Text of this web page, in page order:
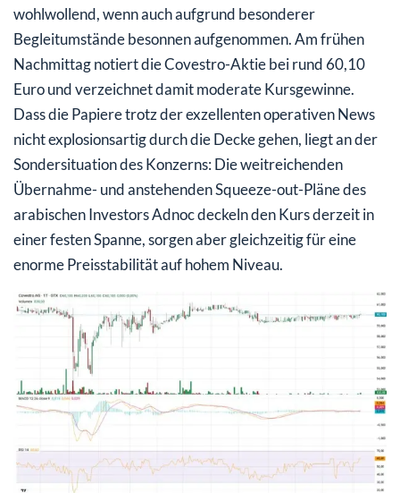
wohlwollend, wenn auch aufgrund besonderer
Begleitumstände besonnen aufgenommen. Am frühen
Nachmittag notiert die Covestro-Aktie bei rund 60,10
Euro und verzeichnet damit moderate Kursgewinne.
Dass die Papiere trotz der exzellenten operativen News
nicht explosionsartig durch die Decke gehen, liegt an der
Sondersituation des Konzerns: Die weitreichenden
Übernahme- und anstehenden Squeeze-out-Pläne des
arabischen Investors Adnoc deckeln den Kurs derzeit in
einer festen Spanne, sorgen aber gleichzeitig für eine
enorme Preisstabilität auf hohem Niveau.